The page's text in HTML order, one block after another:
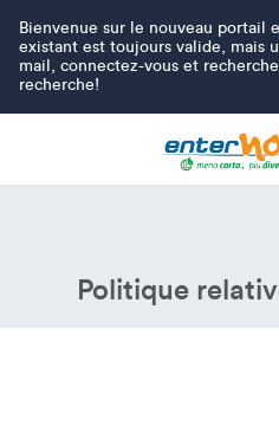
Bienvenue sur le nouveau portail
existant est toujours valide, mais
mail, connectez-vous et
recherche!
Politique